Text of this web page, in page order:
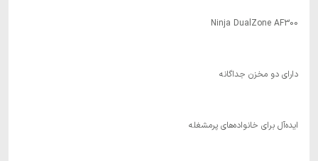
Ninja DualZone AF300
دارای دو مخزن جداگانه
ایده‌آل برای خانواده‌های پرمشغله